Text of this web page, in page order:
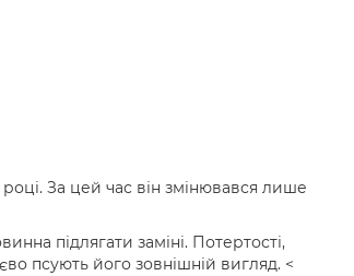
За цей час він змінювався лише
підлягати заміні. Потертості,
псують його зовнішній вигляд. <